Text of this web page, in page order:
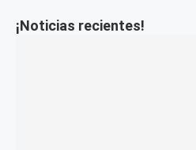
¡Noticias recientes!